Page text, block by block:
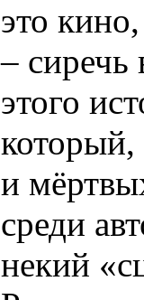
это
– сиречь
этого
который,
и
среди
некий